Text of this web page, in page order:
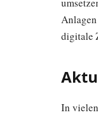
digitale
In